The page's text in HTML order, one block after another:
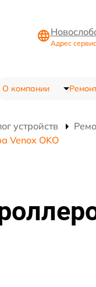
Адрес
О компании
устройств
Venox OKO